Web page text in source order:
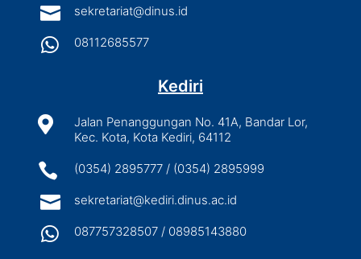
 sekretariat@dinus.id
 08112685577
Kediri

Jalan Penanggungan No. 41A, Bandar Lor,
Kec. Kota, Kota Kediri, 64112
 (0354) 2895777 / (0354) 2895999
 sekretariat@kediri.dinus.ac.id
 087757328507 / 08985143880